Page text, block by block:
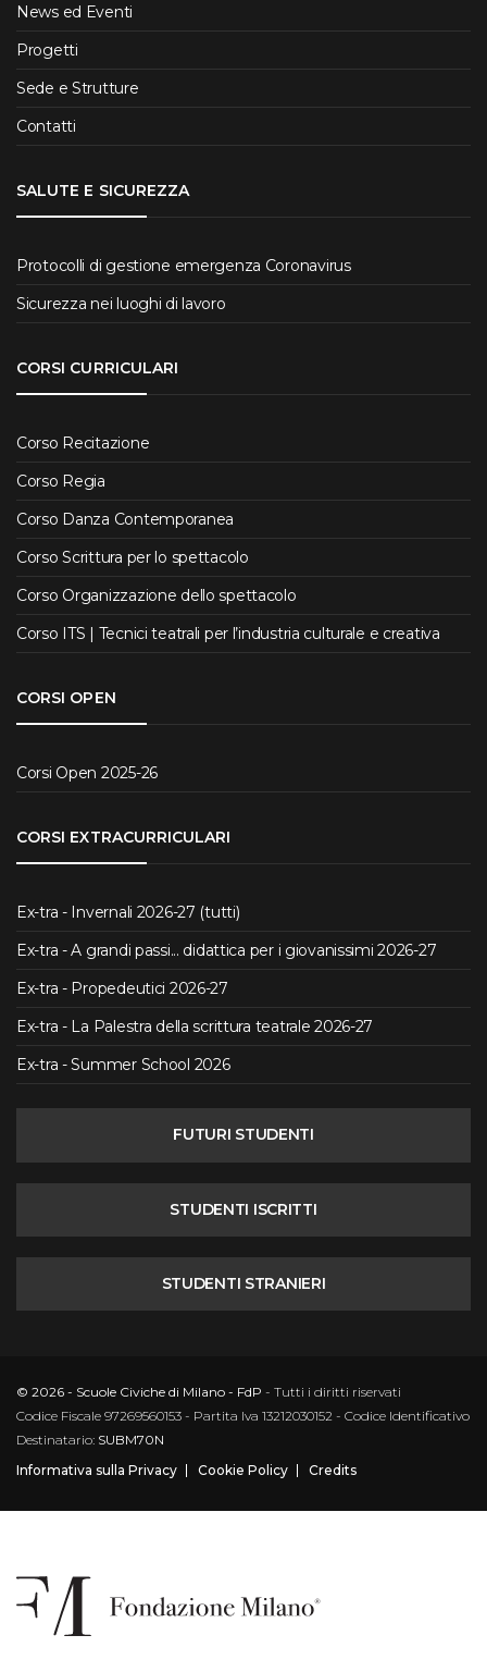
News ed Eventi
Progetti
Sede e Strutture
Contatti
SALUTE E SICUREZZA
Protocolli di gestione emergenza Coronavirus
Sicurezza nei luoghi di lavoro
CORSI CURRICULARI
Corso Recitazione
Corso Regia
Corso Danza Contemporanea
Corso Scrittura per lo spettacolo
Corso Organizzazione dello spettacolo
Corso ITS | Tecnici teatrali per l’industria culturale e creativa
CORSI OPEN
Corsi Open 2025-26
CORSI EXTRACURRICULARI
Ex-tra - Invernali 2026-27 (tutti)
Ex-tra - A grandi passi... didattica per i giovanissimi 2026-27
Ex-tra - Propedeutici 2026-27
Ex-tra - La Palestra della scrittura teatrale 2026-27
Ex-tra - Summer School 2026
FUTURI STUDENTI
STUDENTI ISCRITTI
STUDENTI STRANIERI
© 2026 - Scuole Civiche di Milano - FdP - Tutti i diritti riservati
Codice Fiscale 97269560153 - Partita Iva 13212030152 - Codice Identificativo
Destinatario: SUBM70N
Informativa sulla Privacy
Cookie Policy Credits